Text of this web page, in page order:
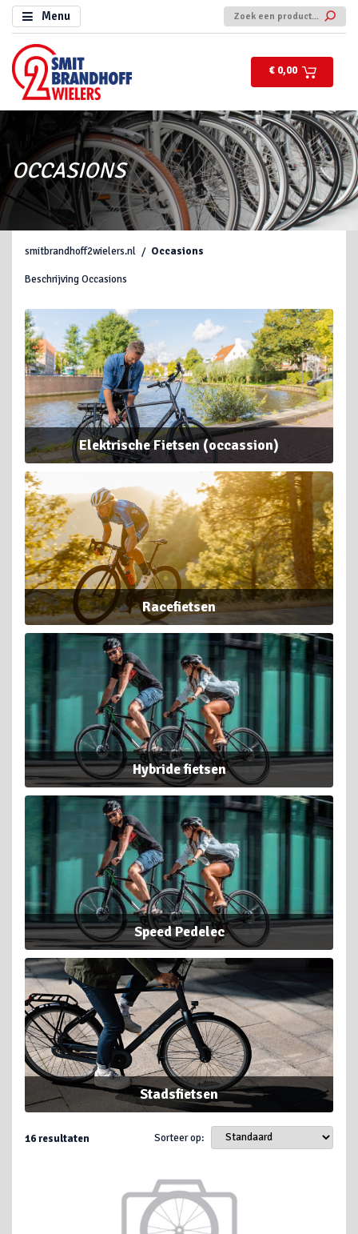
Menu
€ 0,00
OCCASIONS
smitbrandhoff2wielers.nl Occasions
Beschrijving Occasions
Elektrische Fietsen (occassion)
Racefietsen
Hybride fietsen
Speed Pedelec
Stadsfietsen
16resultaten Sorteer op: